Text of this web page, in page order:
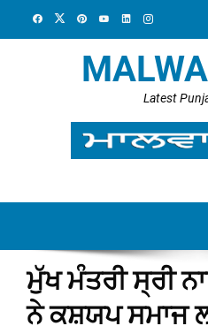
Latest
ਮੁੱਖ ਮੰਤਰੀ ਸ੍ਰੀ
ਨੇ ਕਸ਼ਯਪ ਸਮਾਜ